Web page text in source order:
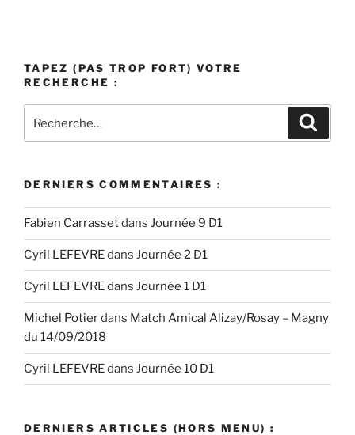
TAPEZ (PAS TROP FORT) VOTRE
RECHERCHE :
pour
DERNIERS COMMENTAIRES :
Fabien Carrassetdans Journée 9 D1
Cyril LEFEVREdans Journée 2 D1
Cyril LEFEVREdans Journée 1 D1
Michel Potierdans Match Amical Alizay/Rosay – Magny
du 14/09/2018
Cyril LEFEVREdans Journée 10 D1
DERNIERS ARTICLES (HORS MENU) :